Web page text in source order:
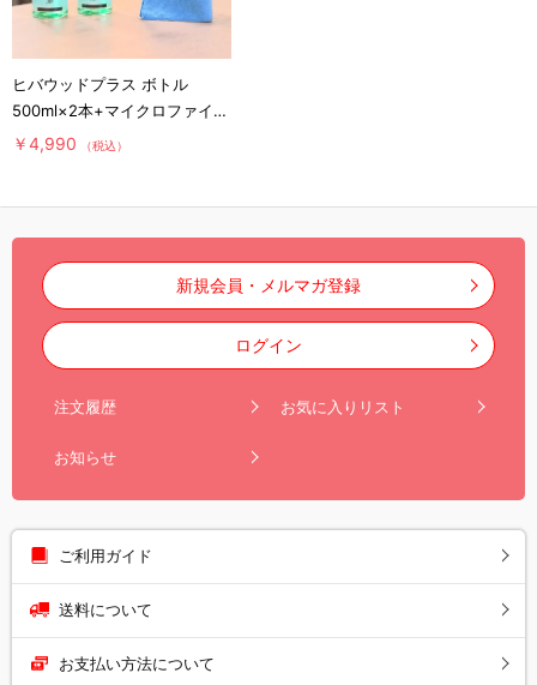
ヒバウッドプラス ボトル
500ml×2本+マイクロファイバ
ークロス×1枚／防虫スプレー
￥4,990 （税込）
新規会員・メルマガ登録
ログイン
注文履歴 お気に入りリスト
お知らせ
ご利用ガイド
送料について
お支払い方法について